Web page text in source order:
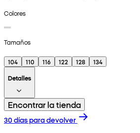
Colores
Tamaños
104 110 116 122 128
134
Detalles
Encontrar la tienda
30 días para devolver